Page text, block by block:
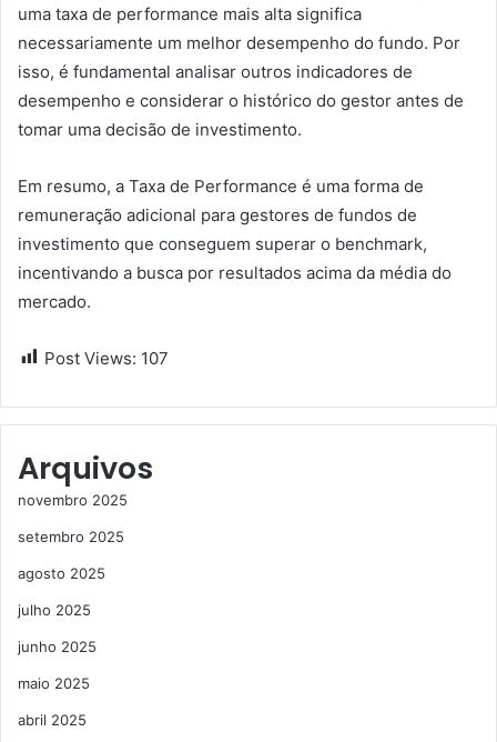
uma taxa de performance mais alta significa
necessariamente um melhor desempenho do fundo. Por
isso, é fundamental analisar outros indicadores de
desempenho e considerar o histórico do gestor antes de
tomar uma decisão de investimento.
Em resumo, a Taxa de Performance é uma forma de
remuneração adicional para gestores de fundos de
investimento que conseguem superar o benchmark,
incentivando a busca por resultados acima da média do
mercado.
Post Views: 107
Arquivos
novembro 2025
setembro 2025
agosto 2025
julho 2025
junho 2025
maio 2025
abril 2025